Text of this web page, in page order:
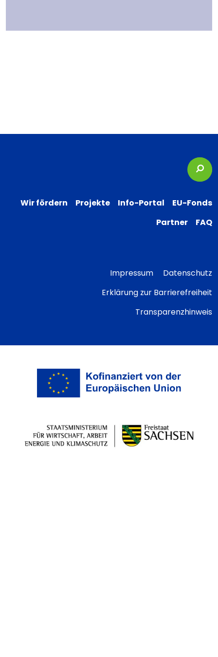
Wir fördern Projekte Info-Portal
EU-Fonds
Partner
FAQ
Impressum
Datenschutz
Erklärung zur Barrierefreiheit
Transparenzhinweis